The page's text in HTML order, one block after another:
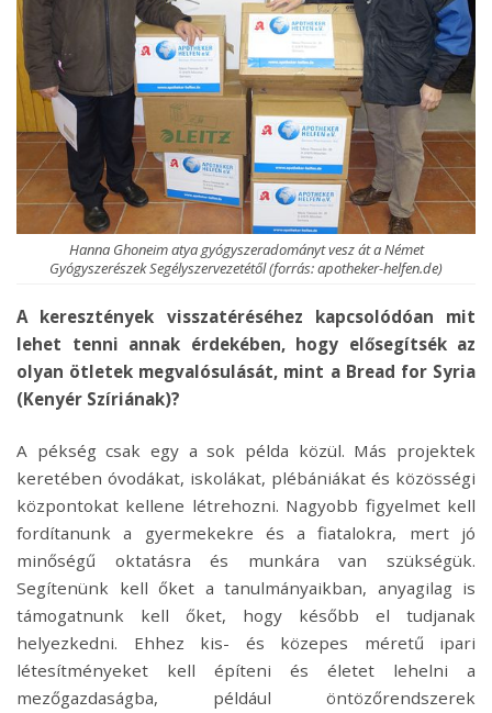
Hanna Ghoneim atya gyógyszeradományt vesz át a Német
Gyógyszerészek Segélyszervezetétől (forrás: apotheker-helfen.de)
A keresztények visszatéréséhez kapcsolódóan mit
lehet tenni annak érdekében, hogy elősegítsék az
olyan ötletek megvalósulását, mint a Bread for Syria
(Kenyér Szíriának)?
A pékség csak egy a sok példa közül. Más projektek
keretében óvodákat, iskolákat, plébániákat és közösségi
központokat kellene létrehozni. Nagyobb figyelmet kell
fordítanunk a gyermekekre és a fiatalokra, mert jó
minőségű oktatásra és munkára van szükségük.
Segítenünk kell őket a tanulmányaikban, anyagilag is
támogatnunk kell őket, hogy később el tudjanak
helyezkedni. Ehhez kis- és közepes méretű ipari
létesítményeket kell építeni és életet lehelni a
mezőgazdaságba, például öntözőrendszerek